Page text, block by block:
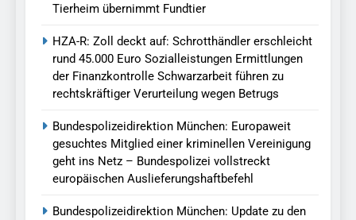
Tierheim übernimmt Fundtier
HZA-R: Zoll deckt auf: Schrotthändler erschleicht
rund 45.000 Euro Sozialleistungen Ermittlungen
der Finanzkontrolle Schwarzarbeit führen zu
rechtskräftiger Verurteilung wegen Betrugs
Bundespolizeidirektion München: Europaweit
gesuchtes Mitglied einer kriminellen Vereinigung
geht ins Netz – Bundespolizei vollstreckt
europäischen Auslieferungshaftbefehl
Bundespolizeidirektion München: Update zu den